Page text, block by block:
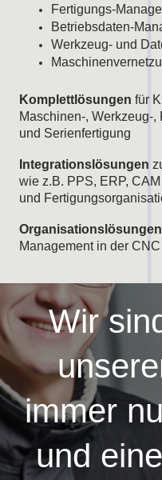
Fertigungs-
Betriebsdaten-
Werkzeug- und
Komplettlösungen für
Maschinen-, Werkzeug-
und Serienfertigung
Integrationslösungen
wie z.B. PPS, ERP, CAM
und
Organisationslösungen
Management in der
Wir
immer
und